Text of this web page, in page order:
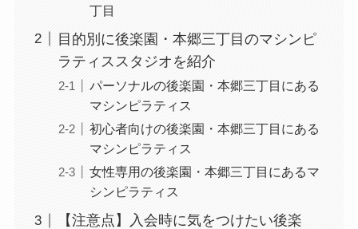
丁目
目的別に後楽園・本郷三丁目のマシンピ
ラティススタジオを紹介
パーソナルの後楽園・本郷三丁目にある
マシンピラティス
初心者向けの後楽園・本郷三丁目にある
マシンピラティス
女性専用の後楽園・本郷三丁目にあるマ
シンピラティス
【注意点】入会時に気をつけたい後楽